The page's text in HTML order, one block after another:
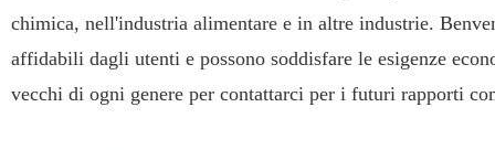
chimica, nell'industria alimentare e in altre industrie.
affidabili dagli utenti e possono soddisfare le esigenze
vecchi di ogni genere per contattarci per i futuri rapporti